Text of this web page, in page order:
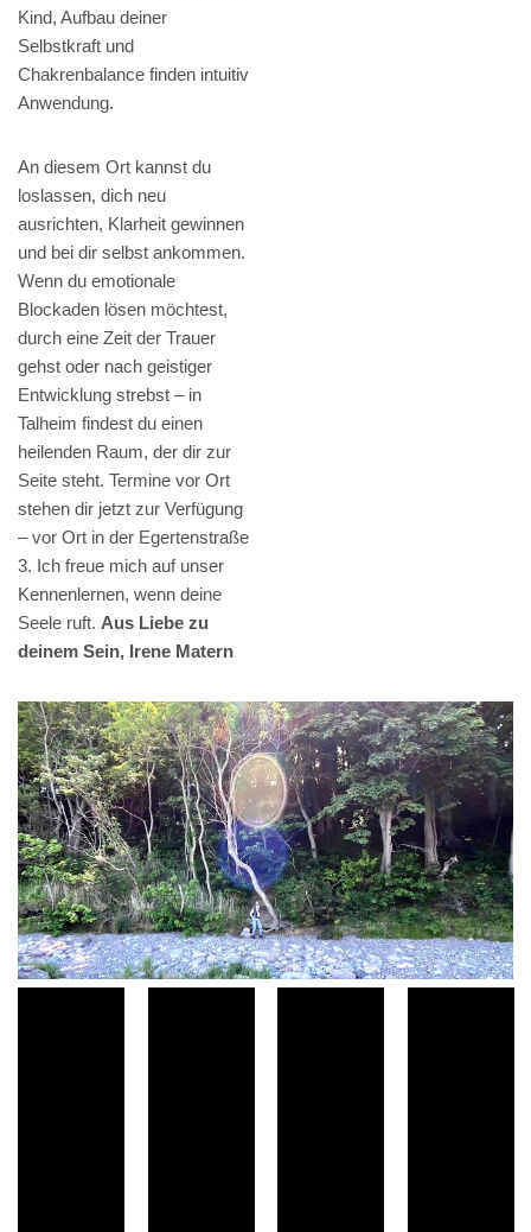
Kind, Aufbau deiner
Selbstkraft und
Chakrenbalance finden intuitiv
Anwendung.
An diesem Ort kannst du
loslassen, dich neu
ausrichten, Klarheit gewinnen
und bei dir selbst ankommen.
Wenn du emotionale
Blockaden lösen möchtest,
durch eine Zeit der Trauer
gehst oder nach geistiger
Entwicklung strebst – in
Talheim findest du einen
heilenden Raum, der dir zur
Seite steht. Termine vor Ort
stehen dir jetzt zur Verfügung
– vor Ort in der Egertenstraße
3. Ich freue mich auf unser
Kennenlernen, wenn deine
Seele ruft. Aus Liebe zu
deinem Sein, Irene Matern